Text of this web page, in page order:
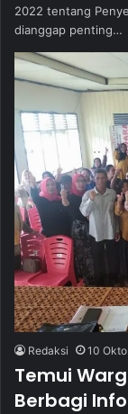
2022 tentang
dianggap penting…
Redaksi 10
Temui
Berbagi